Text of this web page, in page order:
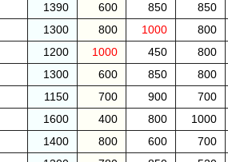
1390 600 850 850
1300 800 1000 800
1200 1000 450 800
1300 600 850 800
1150 700 900 700
1600 400 800 1000
1400 800 600 700